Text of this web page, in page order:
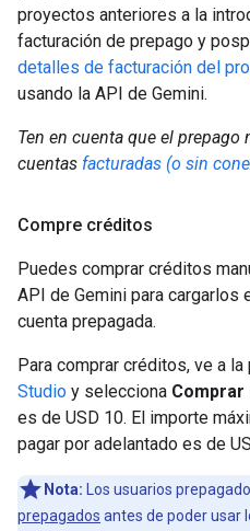
proyectos anteriores a la
facturación de prepago y
detalles de facturación del
usando la API de Gemini.
Ten en cuenta que el
cuentas facturadas (o sin
Compre créditos
Puedes comprar créditos
API de Gemini para
cuenta prepagada.
Para comprar créditos, ve a la
Studio y selecciona
es de USD 10. El importe
pagar por adelantado es de
Nota: Los usuarios
prepagados antes de poder usar